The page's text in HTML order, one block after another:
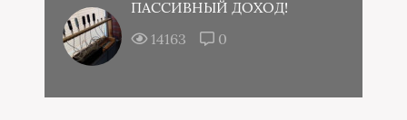
ПАССИВНЫЙ ДОХОД!
14163
0